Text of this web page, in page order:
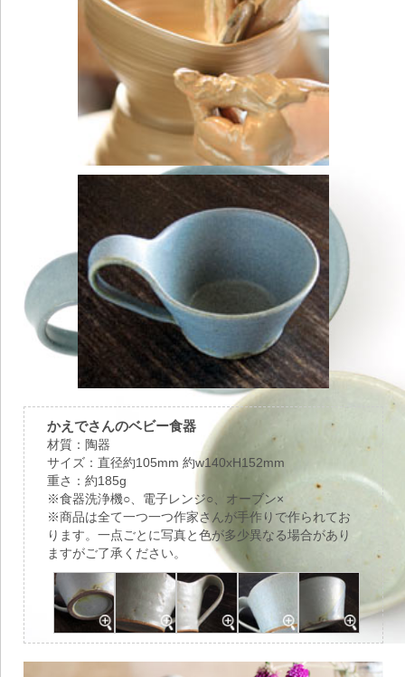
かえでさんのベビー食器
材質：陶器
サイズ：直径約105mm 約w140xH152mm
重さ：約185g
※食器洗浄機○、電子レンジ○、オーブン×
※商品は全て一つ一つ作家さんが手作りで作られてお
ります。一点ごとに写真と色が多少異なる場合があり
ますがご了承ください。